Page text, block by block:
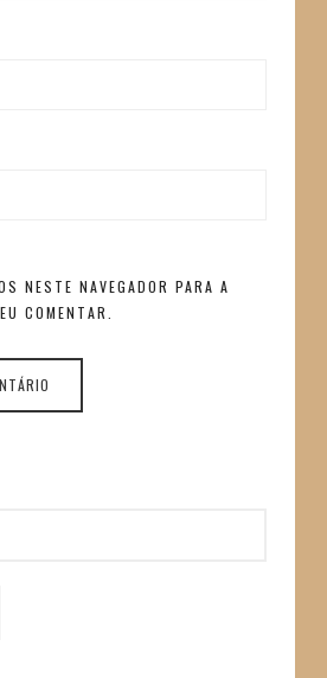
NESTE NAVEGADOR PARA A
COMENTAR.